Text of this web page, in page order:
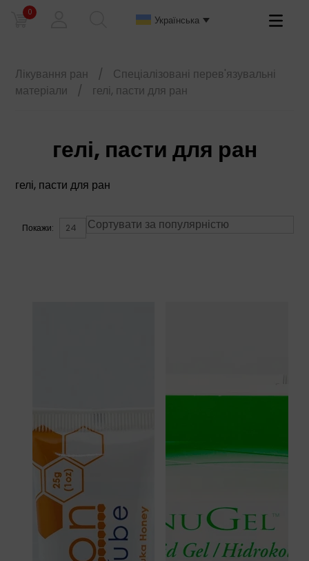
0
Українська
Primary
Лікування ран /
Спеціалізовані перев'язувальні
матеріали
/ гелі, пасти для ран
гелі, пасти для ран
гелі, пасти для ран
Покажи: